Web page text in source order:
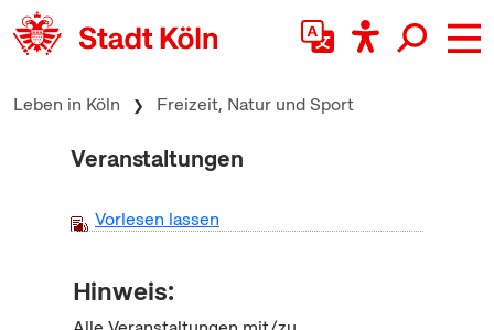
zum Inhalt springen
Leben in Köln Freizeit, Natur und Sport
Veranstaltungen
Vorlesen lassen
Hinweis: